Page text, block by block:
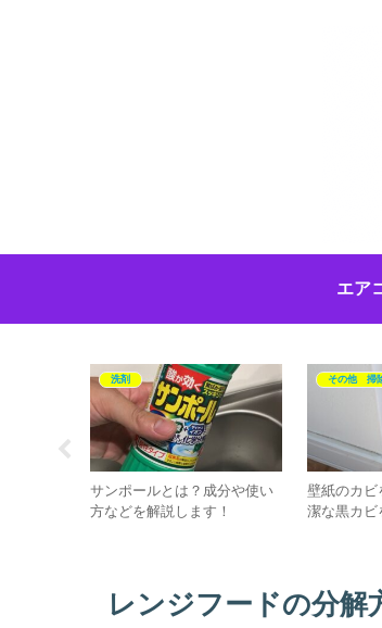
エア
洗剤
サンポールとは？成分や使い
方などを解説します！
その他 掃
壁紙のカビ
潔な黒カビ
レンジフードの分解